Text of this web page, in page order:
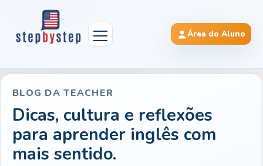
Área do Aluno
BLOG DA TEACHER
Dicas, cultura e reflexões
para aprender inglês com
mais sentido.